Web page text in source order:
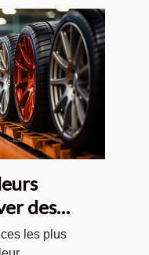
des
les plus